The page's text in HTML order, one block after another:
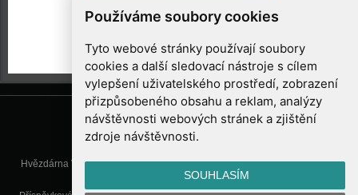
Používáme soubory cookies
Tyto webové stránky používají soubory
cookies a další sledovací nástroje s cílem
vylepšení uživatelského prostředí, zobrazení
přizpůsobeného obsahu a reklam, analýzy
návštěvnosti webových stránek a zjištění
zdroje návštěvnosti.
SOUHLASÍM
TECHNIKA A KOSMICKÉ
TECHNOLOGIE
Hvězdárna Valašské Meziříčí, příspěvková organizace, Vsetínská 78, 757
01 Valašské Meziříčí